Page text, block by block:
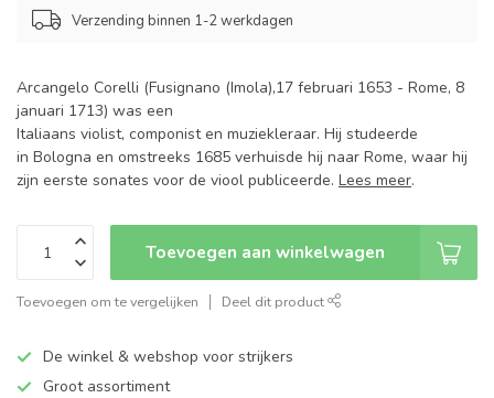
Verzending binnen 1-2 werkdagen
Arcangelo Corelli (Fusignano (Imola),17 februari 1653 - Rome, 8
januari 1713) was een
Italiaans violist, componist en muziekleraar. Hij studeerde
in Bologna en omstreeks 1685 verhuisde hij naar Rome, waar hij
zijn eerste sonates voor de viool publiceerde. Lees meer.
Toevoegen aan winkelwagen
Toevoegen om te vergelijken Deel dit product
De winkel & webshop voor strijkers
Groot assortiment